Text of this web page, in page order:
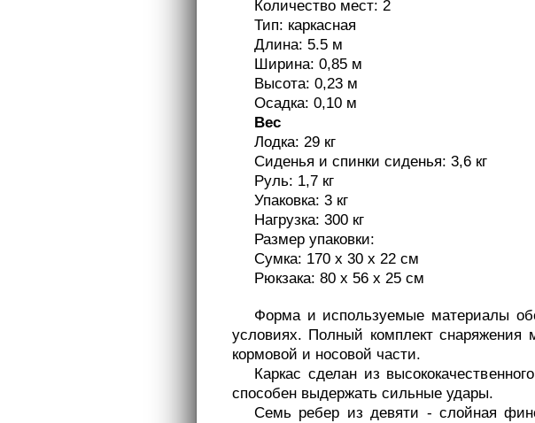
Количество мест: 2
Тип: каркасная
Длина: 5.5 м
Ширина: 0,85 м
Высота: 0,23 м
Осадка: 0,10 м
Вес
Лодка: 29 кг
Сиденья и спинки сиденья: 3,6 кг
Руль: 1,7 кг
Упаковка: 3 кг
Нагрузка: 300 кг
Размер упаковки:
Сумка: 170 х 30 х 22 см
Рюкзака: 80 х 56 х 25 см
Форма и используемые материалы
условиях. Полный комплект
кормовой и носовой части.
Каркас сделан из
способен выдержать сильные удары.
Семь ребер из девяти - слойная